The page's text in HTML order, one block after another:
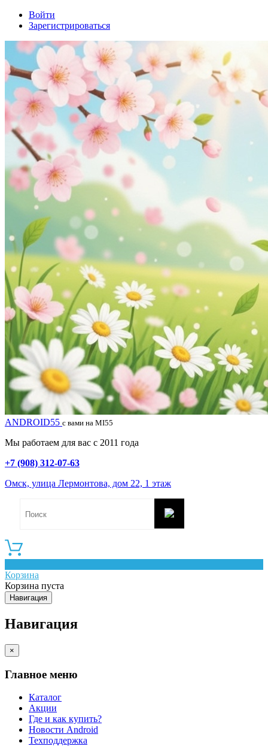
Войти
Зарегистрироваться
ANDROID55 с вами на MI55
Мы работаем для вас с 2011 года
+7 (908) 312-07-63
Омск, улица Лермонтова, дом 22, 1 этаж
Корзина
Корзина пуста
Навигация
Навигация
×
Главное меню
Каталог
Акции
Где и как купить?
Новости Android
Техподдержка